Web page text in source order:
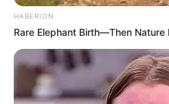
HABERION
Rare Elephant Birth—Then Nature